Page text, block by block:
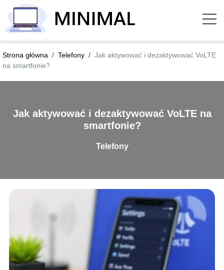
Strona główna / Telefony / Jak aktywować i dezaktywować VoLTE
na smartfonie?
Jak aktywować i dezaktywować VoLTE na
smartfonie?
Telefony